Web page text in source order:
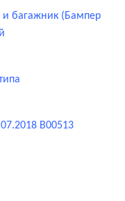
и багажник (Бампер
В00513